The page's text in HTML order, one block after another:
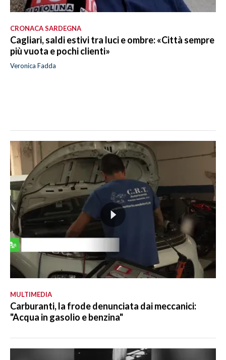
CRONACA SARDEGNA
Cagliari, saldi estivi tra luci e ombre: «Città sempre
più vuota e pochi clienti»
Veronica Fadda
MULTIMEDIA
Carburanti, la frode denunciata dai meccanici:
"Acqua in gasolio e benzina"